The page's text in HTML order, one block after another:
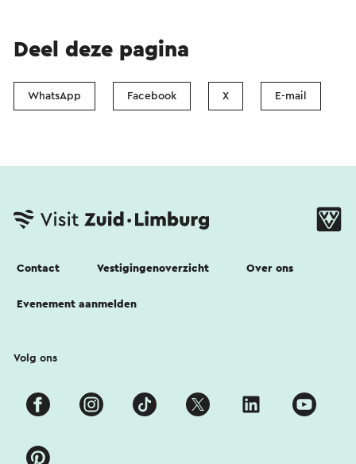
Deel deze pagina
WhatsApp Facebook X E-mail
Contact Vestigingenoverzicht Over ons
Evenement aanmelden
Volg ons